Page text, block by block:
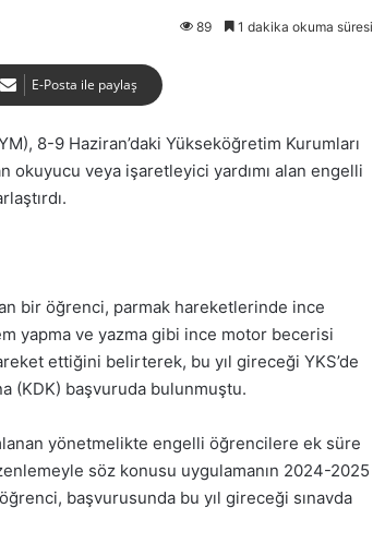
89 1 dakika okuma süresi
E-Posta ile paylaş
8-9 Haziran’daki Yükseköğretim Kurumları
okuyucu veya işaretleyici yardımı alan engelli
bir öğrenci, parmak hareketlerinde ince
yapma ve yazma gibi ince motor becerisi
ettiğini belirterek, bu yıl gireceği YKS’de
(KDK) başvuruda bulunmuştu.
yönetmelikte engelli öğrencilere ek süre
söz konusu uygulamanın 2024-2025
başvurusunda bu yıl gireceği sınavda